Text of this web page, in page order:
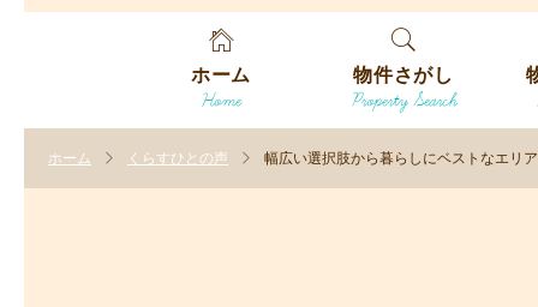
ホーム
Home
物件さがし
Property Search
す
ホーム くらすひとの声 幅広い選択肢から暮らしにベストなエリ